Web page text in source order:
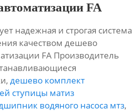
FA
надежная и строгая система
качеством дешево
FA Производитель
дешево комплект
ступицы матиз
водяного насоса мтз,